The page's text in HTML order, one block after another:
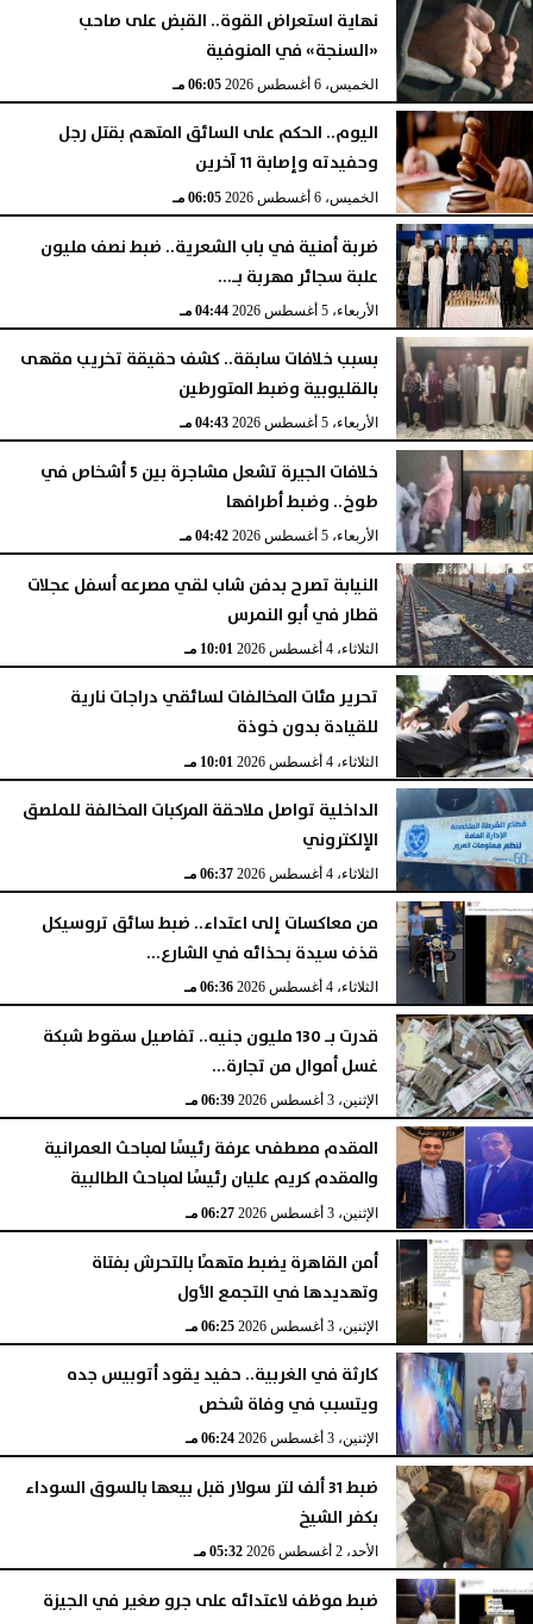
الخميس، 6 أغسطس 2026 06:06 مـ
نهاية استعراض القوة.. القبض على صاحب
«السنجة» في المنوفية
الخميس، 6 أغسطس 2026 06:05 مـ
اليوم.. الحكم على السائق المتهم بقتل رجل
وحفيدته وإصابة 11 آخرين
الخميس، 6 أغسطس 2026 06:05 مـ
ضربة أمنية في باب الشعرية.. ضبط نصف مليون
علبة سجائر مهربة بـ...
الأربعاء، 5 أغسطس 2026 04:44 مـ
بسبب خلافات سابقة.. كشف حقيقة تخريب مقهى
بالقليوبية وضبط المتورطين
الأربعاء، 5 أغسطس 2026 04:43 مـ
خلافات الجيرة تشعل مشاجرة بين 5 أشخاص في
طوخ.. وضبط أطرافها
الأربعاء، 5 أغسطس 2026 04:42 مـ
النيابة تصرح بدفن شاب لقي مصرعه أسفل عجلات
قطار في أبو النمرس
الثلاثاء، 4 أغسطس 2026 10:01 مـ
تحرير مئات المخالفات لسائقي دراجات نارية
للقيادة بدون خوذة
الثلاثاء، 4 أغسطس 2026 10:01 مـ
الداخلية تواصل ملاحقة المركبات المخالفة للملصق
الإلكتروني
الثلاثاء، 4 أغسطس 2026 06:37 مـ
من معاكسات إلى اعتداء.. ضبط سائق تروسيكل
قذف سيدة بحذائه في الشارع...
الثلاثاء، 4 أغسطس 2026 06:36 مـ
قدرت بـ 130 مليون جنيه.. تفاصيل سقوط شبكة
غسل أموال من تجارة...
الإثنين، 3 أغسطس 2026 06:39 مـ
المقدم مصطفى عرفة رئيسًا لمباحث العمرانية
والمقدم كريم عليان رئيسًا لمباحث الطالبية
الإثنين، 3 أغسطس 2026 06:27 مـ
أمن القاهرة يضبط متهمًا بالتحرش بفتاة
وتهديدها في التجمع الأول
الإثنين، 3 أغسطس 2026 06:25 مـ
كارثة في الغربية.. حفيد يقود أتوبيس جده
ويتسبب في وفاة شخص
الإثنين، 3 أغسطس 2026 06:24 مـ
ضبط 31 ألف لتر سولار قبل بيعها بالسوق السوداء
بكفر الشيخ
الأحد، 2 أغسطس 2026 05:32 مـ
ضبط موظف لاعتدائه على جرو صغير في الجيزة